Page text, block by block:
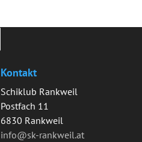
Kontakt
Schiklub Rankweil
Postfach 11
6830 Rankweil
info@sk-rankweil.at